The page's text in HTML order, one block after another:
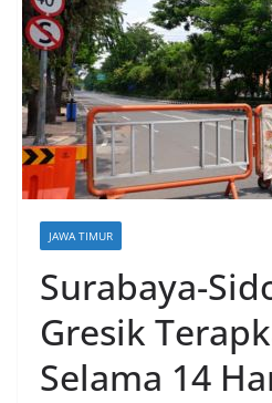
JAWA TIMUR
Surabaya-
Gresik
Selama 14